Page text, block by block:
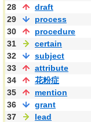
28
draft
29
process
30
procedure
31
certain
32
subject
33
attribute
34
花粉症
35
mention
36
grant
37
lead